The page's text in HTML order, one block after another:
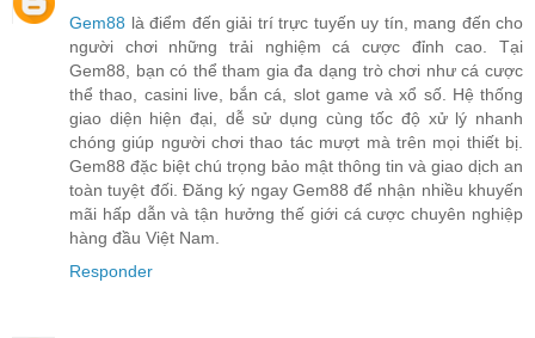
Gem88 là điểm đến giải trí trực tuyến uy tín, mang đến cho
người chơi những trải nghiệm cá cược đỉnh cao. Tại
Gem88, bạn có thể tham gia đa dạng trò chơi như cá cược
thể thao, casini live, bắn cá, slot game và xổ số. Hệ thống
giao diện hiện đại, dễ sử dụng cùng tốc độ xử lý nhanh
chóng giúp người chơi thao tác mượt mà trên mọi thiết bị.
Gem88 đặc biệt chú trọng bảo mật thông tin và giao dịch an
toàn tuyệt đối. Đăng ký ngay Gem88 để nhận nhiều khuyến
mãi hấp dẫn và tận hưởng thế giới cá cược chuyên nghiệp
hàng đầu Việt Nam.
Responder